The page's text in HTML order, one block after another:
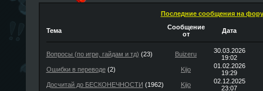
Последние сообщения на
Тема
Сообщение
от
Дата
Вопросы (по игре, гайдам и тд) (23) Buizeru
30.03.2026
19:02
Ошибки в переводе(2) Kijo
01.02.2026
19:29
Досчитай до БЕСКОНЕЧНОСТИ (1962) Kijo
02.12.2025
23:07